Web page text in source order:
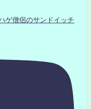
ゲ僧侶のサンドイッチ